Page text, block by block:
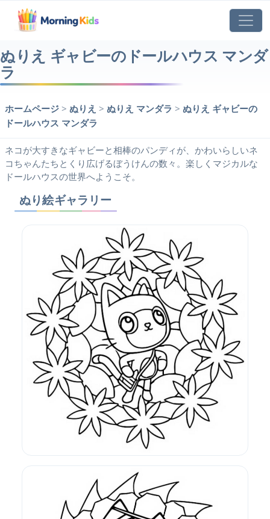
ぬりえ ギャビーのドールハウス マンダ
ラ
ホームページ > ぬりえ > ぬりえ マンダラ > ぬりえ ギャビーの
ドールハウス マンダラ
ネコが大すきなギャビーと相棒のパンディが、かわいらしいネ
コちゃんたちとくり広げるぼうけんの数々。楽しくマジカルな
ドールハウスの世界へようこそ。
ぬり絵ギャラリー